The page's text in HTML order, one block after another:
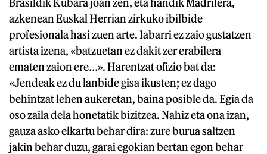
azkenean Euskal Herrian zirkuko ibilbide
profesionala hasi zuen arte. Iabarri ez zaio gustatzen
artista izena, «batzuetan ez dakit zer erabilera
ematen zaion ere…». Harentzat ofizio bat da:
«Jendeak ez du lanbide gisa ikusten; ez dago
behintzat lehen aukeretan, baina posible da. Egia da
oso zaila dela honetatik bizitzea. Nahiz eta ona izan,
gauza asko elkartu behar dira: zure burua saltzen
jakin behar duzu, garai egokian bertan egon behar